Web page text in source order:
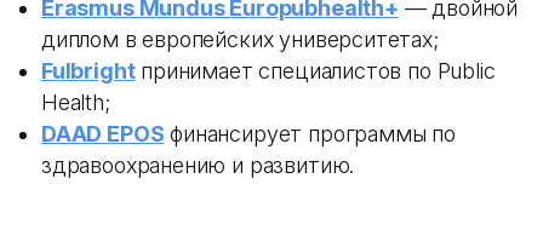
Erasmus Mundus Europubhealth+ — двойной
диплом в европейских университетах;
Fulbrightпринимает специалистов по Public
Health;
DAAD EPOS финансирует программы по
здравоохранению и развитию.